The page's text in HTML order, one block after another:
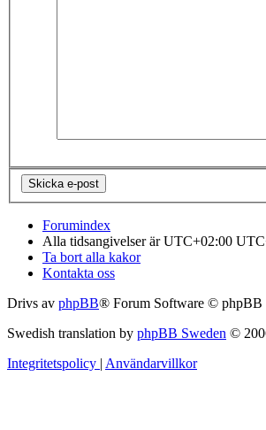
Forumindex
Alla tidsangivelser är UTC+02:00
Ta bort alla kakor
Kontakta oss
Drivs av phpBB® Forum Software © phpBB
Swedish translation by phpBB Sweden ©
Integritetspolicy Användarvillkor